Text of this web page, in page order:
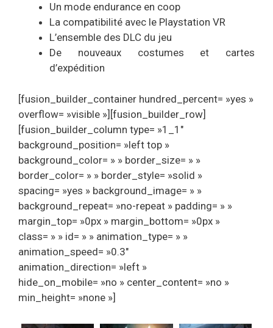
Un mode endurance en coop
La compatibilité avec le Playstation VR
L’ensemble des DLC du jeu
De nouveaux costumes et cartes
d’expédition
[fusion_builder_container hundred_percent= »yes »
overflow= »visible »][fusion_builder_row]
[fusion_builder_column type= »1_1″
background_position= »left top »
background_color= » » border_size= » »
border_color= » » border_style= »solid »
spacing= »yes » background_image= » »
background_repeat= »no-repeat » padding= » »
margin_top= »0px » margin_bottom= »0px »
class= » » id= » » animation_type= » »
animation_speed= »0.3″
animation_direction= »left »
hide_on_mobile= »no » center_content= »no »
min_height= »none »]